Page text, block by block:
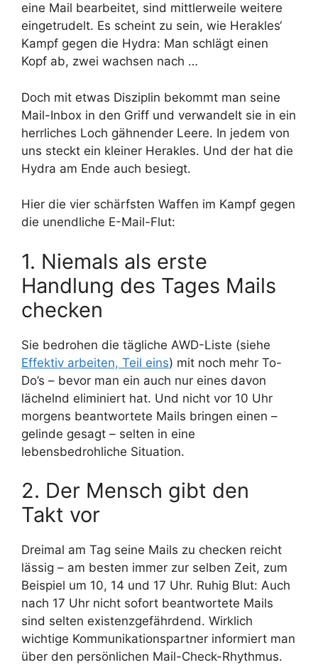
eine Mail bearbeitet, sind mittlerweile weitere
eingetrudelt. Es scheint zu sein, wie Herakles‘
Kampf gegen die Hydra: Man schlägt einen
Kopf ab, zwei wachsen nach …
Doch mit etwas Disziplin bekommt man seine
Mail-Inbox in den Griff und verwandelt sie in ein
herrliches Loch gähnender Leere. In jedem von
uns steckt ein kleiner Herakles. Und der hat die
Hydra am Ende auch besiegt.
Hier die vier schärfsten Waffen im Kampf gegen
die unendliche E-Mail-Flut:
1. Niemals als erste
Handlung des Tages Mails
checken
Sie bedrohen die tägliche AWD-Liste (siehe
Effektiv arbeiten, Teil eins) mit noch mehr To-
Do’s – bevor man ein auch nur eines davon
lächelnd eliminiert hat. Und nicht vor 10 Uhr
morgens beantwortete Mails bringen einen –
gelinde gesagt – selten in eine
lebensbedrohliche Situation.
2. Der Mensch gibt den
Takt vor
Dreimal am Tag seine Mails zu checken reicht
lässig – am besten immer zur selben Zeit, zum
Beispiel um 10, 14 und 17 Uhr. Ruhig Blut: Auch
nach 17 Uhr nicht sofort beantwortete Mails
sind selten existenzgefährdend. Wirklich
wichtige Kommunikationspartner informiert man
über den persönlichen Mail-Check-Rhythmus.